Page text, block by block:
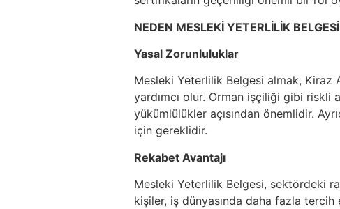
NEDEN MESLEKİ YETERLİLİK
Yasal Zorunluluklar
Mesleki Yeterlilik Belgesi almak,
yardımcı olur. Orman işçiliği gibi riskli
yükümlülükler açısından önemlidir.
için gereklidir.
Rekabet Avantajı
Mesleki Yeterlilik Belgesi, sektördeki
kişiler, iş dünyasında daha fazla tercih